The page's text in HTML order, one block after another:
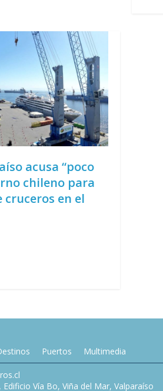
acusa “poco
chileno para
en el
Puertos Multimedia
Vía Bo, Viña del Mar, Valparaíso